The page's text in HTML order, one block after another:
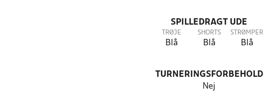
SPILLEDRAGT UDE
TRØJE
Blå
SHORTS
Blå
STRØMPER
Blå
TURNERINGSFORBEHOLD
Nej